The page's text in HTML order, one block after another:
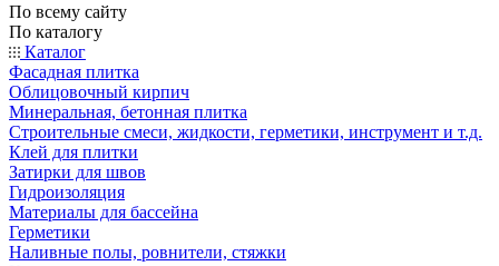
По всему сайту
По каталогу
Каталог
Фасадная плитка
Облицовочный кирпич
Минеральная, бетонная плитка
Строительные смеси, жидкости, герметики, инструмент и т.д.
Клей для плитки
Затирки для швов
Гидроизоляция
Материалы для бассейна
Герметики
Наливные полы, ровнители, стяжки